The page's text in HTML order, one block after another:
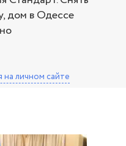
дом в Одессе
на личном сайте